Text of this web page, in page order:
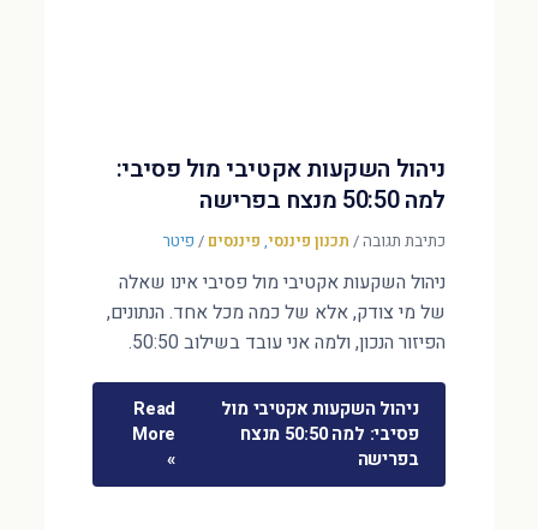
ניהול השקעות אקטיבי מול פסיבי:
למה 50:50 מנצח בפרישה
כתיבת תגובה/ תכנון פיננסי, פיננסים / פיטר
ניהול השקעות אקטיבי מול פסיבי אינו שאלה
של מי צודק, אלא של כמה מכל אחד. הנתונים,
הפיזור הנכון, ולמה אני עובד בשילוב 50:50.
ניהול השקעות אקטיבי מול
פסיבי: למה 50:50 מנצח
בפרישה
Read
More
»